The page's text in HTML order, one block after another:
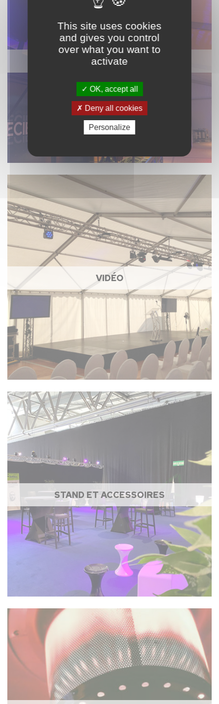
ÉCLAIRAGE / MACHINE À EFFET
VIDÉO
STAND ET ACCESSOIRES
This site uses cookies
and gives you control
over what you want to
activate
OK, accept all
Deny all cookies
Personalize